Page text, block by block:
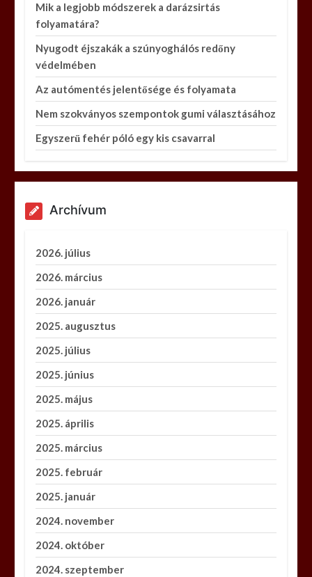
Mik a legjobb módszerek a darázsirtás
folyamatára?
Nyugodt éjszakák a szúnyoghálós redőny
védelmében
Az autómentés jelentősége és folyamata
Nem szokványos szempontok gumi választásához
Egyszerű fehér póló egy kis csavarral
Archívum
2026. július
2026. március
2026. január
2025. augusztus
2025. július
2025. június
2025. május
2025. április
2025. március
2025. február
2025. január
2024. november
2024. október
2024. szeptember